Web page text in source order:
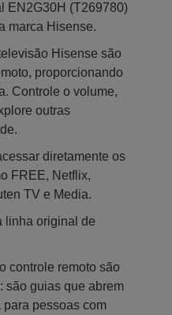
EN2G30H (T269780)
marca Hisense.
Hisense são
proporcionando
Controle o volume,
outras
diretamente os
FREE, Netflix,
TV e Media.
linha original de
controle remoto são
são guias que abrem
pessoas com